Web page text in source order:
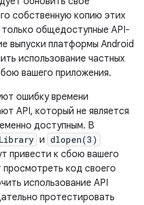
собственную копию этих
только общедоступные API-
выпуски платформы Android
использование частных
вашего приложения.
ошибку времени
API, который не является
доступным. В
и dlopen(3)
привести к сбою вашего
код своего
использование API
протестировать